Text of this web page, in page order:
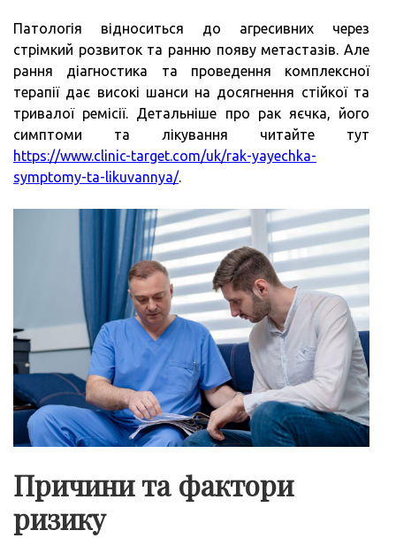
Патологія відноситься до агресивних через
стрімкий розвиток та ранню появу метастазів. Але
рання діагностика та проведення комплексної
терапії дає високі шанси на досягнення стійкої та
тривалої ремісії. Детальніше про рак яєчка, його
симптоми та лікування читайте тут
https://www.clinic-target.com/uk/rak-yayechka-
symptomy-ta-likuvannya/.
Причини та фактори
ризику